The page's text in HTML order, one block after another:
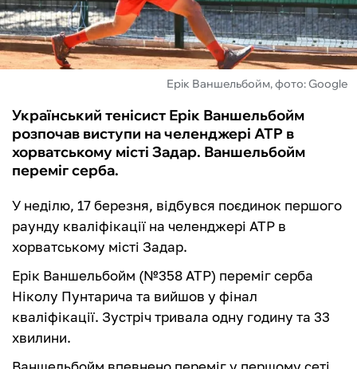
БУКМЕКЕРИ
Ерік Ваншельбойм, фото: Google
Український тенісист Ерік Ваншельбойм
розпочав виступи на челенджері ATP в
хорватському місті Задар. Ваншельбойм
переміг серба.
У неділю, 17 березня, відбувся поєдинок першого
раунду кваліфікації на челенджері ATP в
хорватському місті Задар.
Ерік Ваншельбойм (№358 ATP) переміг серба
Ніколу Пунтарича та вийшов у фінал
кваліфікації. Зустріч тривала одну годину та 33
хвилини.